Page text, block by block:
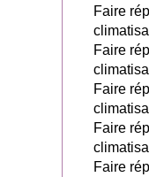
Faire
Faire
Faire
Faire
Faire